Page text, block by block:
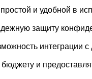
и удобной в
защиту
интеграции
и